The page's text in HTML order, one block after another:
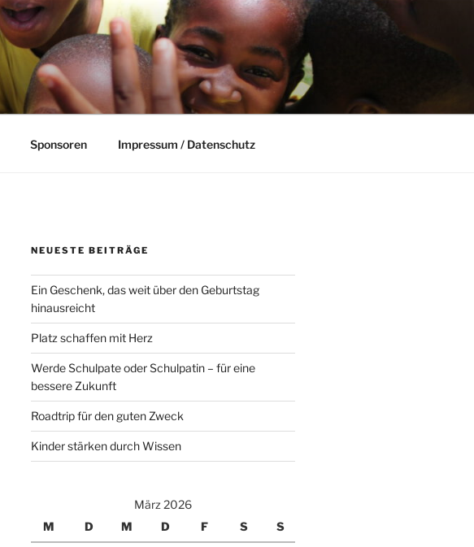
Sponsoren Impressum / Datenschutz
NEUESTE BEITRÄGE
Ein Geschenk, das weit über den Geburtstag
hinausreicht
Platz schaffen mit Herz
Werde Schulpate oder Schulpatin – für eine
bessere Zukunft
Roadtrip für den guten Zweck
Kinder stärken durch Wissen
März 2026
M
D M D F S S